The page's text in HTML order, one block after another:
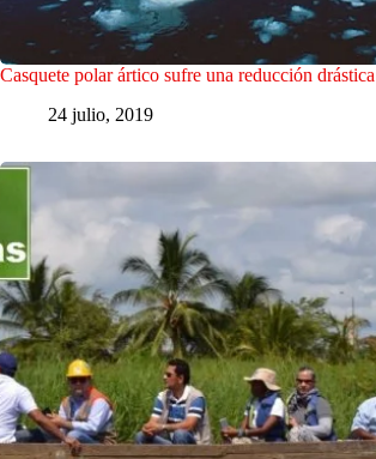
Casquete polar ártico sufre una reducción drástica
24 julio, 2019